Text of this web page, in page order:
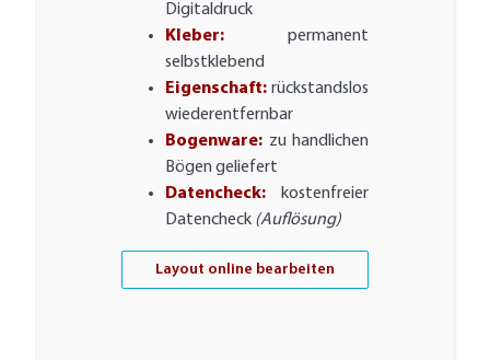
Digitaldruck
Kleber:permanent
selbstklebend
Eigenschaft:rückstandslos
wiederentfernbar
Bogenware:zu handlichen
Bögen geliefert
Datencheck:kostenfreier
Datencheck (Auflösung)
Layout online bearbeiten